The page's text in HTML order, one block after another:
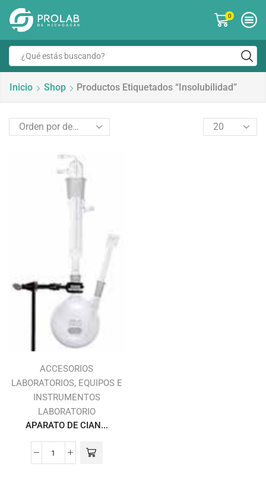
0
Inicio Shop Productos Etiquetados “insolubilidad”
ACCESORIOS
LABORATORIOS, EQUIPOS E
INSTRUMENTOS
LABORATORIO
APARATO DE CIAN...